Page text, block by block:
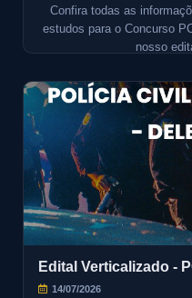
Confira todas as
estudos para o Concurso
nosso
Edital Verticalizado -
14/07/2026